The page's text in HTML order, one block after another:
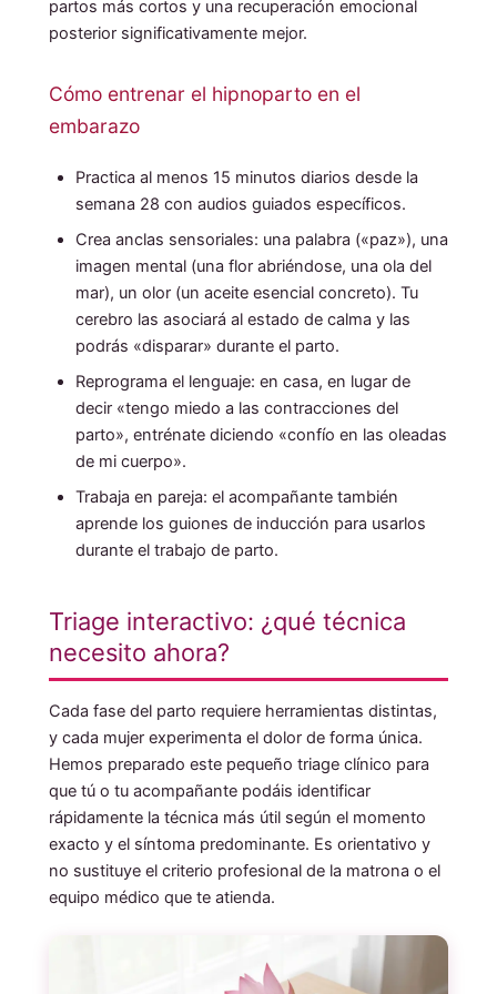
partos más cortos y una recuperación emocional
posterior significativamente mejor.
Cómo entrenar el hipnoparto en el
embarazo
Practica al menos 15 minutos diarios desde la
semana 28 con audios guiados específicos.
Crea anclas sensoriales: una palabra («paz»), una
imagen mental (una flor abriéndose, una ola del
mar), un olor (un aceite esencial concreto). Tu
cerebro las asociará al estado de calma y las
podrás «disparar» durante el parto.
Reprograma el lenguaje: en casa, en lugar de
decir «tengo miedo a las contracciones del
parto», entrénate diciendo «confío en las oleadas
de mi cuerpo».
Trabaja en pareja: el acompañante también
aprende los guiones de inducción para usarlos
durante el trabajo de parto.
Triage interactivo: ¿qué técnica
necesito ahora?
Cada fase del parto requiere herramientas distintas,
y cada mujer experimenta el dolor de forma única.
Hemos preparado este pequeño triage clínico para
que tú o tu acompañante podáis identificar
rápidamente la técnica más útil según el momento
exacto y el síntoma predominante. Es orientativo y
no sustituye el criterio profesional de la matrona o el
equipo médico que te atienda.